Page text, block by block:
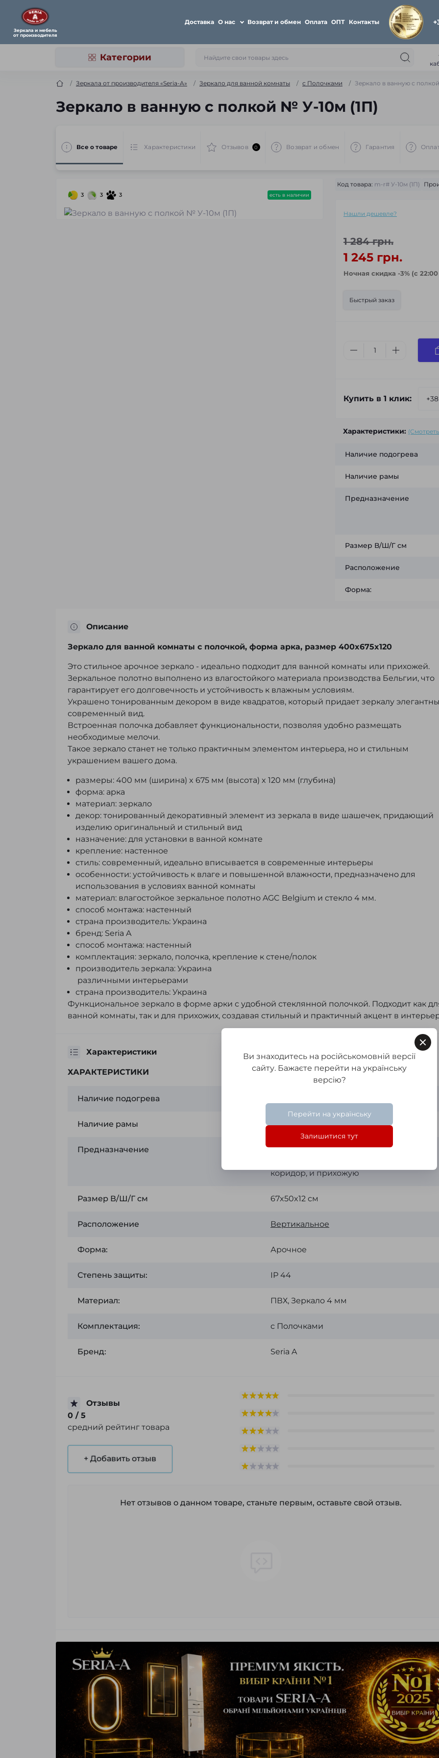
Зеркала и мебель
от производителя
Доставка О нас Возврат и обмен Оплата ОПТ Контакты
Категории
Зеркала от производителя «Seria-A» Зеркало для ванной комнаты с Полочками Зеркало в ванную с
Зеркало в ванную с полкой № У-10м (1П)
Все о товаре Характеристики Отзывов 0 Возврат и обмен Гарантия
3 3 3 есть в наличии
Код товара: m-r# У-10м (1П)
Нашли дешевле?
1 284 грн.
1 245 грн.
Ночная скидка -3% (с
Быстрый заказ
Купить в 1 клик:
Характеристики:
Наличие подогрева
Наличие рамы
Предназначение
Размер В/Ш/Г см
Расположение
Форма:
Описание
Зеркало для ванной комнаты с полочкой, форма арка, размер 400x675x120
Это стильное арочное зеркало - идеально подходит для ванной комнаты или прихожей.
Зеркальное полотно выполнено из влагостойкого материала производства Бельгии, что
гарантирует его долговечность и устойчивость к влажным условиям.
Украшено тонированным декором в виде квадратов, который придает зеркалу
современный вид.
Встроенная полочка добавляет функциональности, позволяя удобно размещать
необходимые мелочи.
Такое зеркало станет не только практичным элементом интерьера, но и стильным
украшением вашего дома.
размеры: 400 мм (ширина) x 675 мм (высота) x 120 мм (глубина)
форма: арка
материал: зеркало
декор: тонированный декоративный элемент из зеркала в виде шашечек, придающий
изделию оригинальный и стильный вид
назначение: для установки в ванной комнате
крепление: настенное
стиль: современный, идеально вписывается в современные интерьеры
особенности: устойчивость к влаге и повышенной влажности, предназначено для
использования в условиях ванной комнаты
материал: влагостойкое зеркальное полотно AGC Belgium и стекло 4 мм.
способ монтажа: настенный
страна производитель: Украина
бренд: Seria A
способ монтажа: настенный
комплектация: зеркало, полочка, крепление к стене/полок
производитель зеркала: Украина
различными интерьерами
страна производитель: Украина
Функциональное зеркало в форме арки с удобной стеклянной полочкой. Подходит как
ванной комнаты, так и для прихожих, создавая стильный и практичный акцент в
Характеристики
ХАРАКТЕРИСТИКИ
Наличие подогрева
Наличие рамы Нет
Предназначение
Для дома, для отелей, для ванной
коридор, и прихожую
Размер В/Ш/Г см 67x50x12 см
Расположение Вертикальное
Форма: Арочное
Степень защиты: ІР 44
Материал: ПВХ, Зеркало 4 мм
Комплектация: с Полочками
Бренд: Seria A
Отзывы
0 / 5
средний рейтинг товара
+ Добавить отзыв
Нет отзывов о данном товаре, станьте первым, оставьте свой отзыв.
Ви знаходитесь на російськомовній версії
сайту. Бажаєте перейти на українську
версію?
Перейти на українську
Залишитися тут